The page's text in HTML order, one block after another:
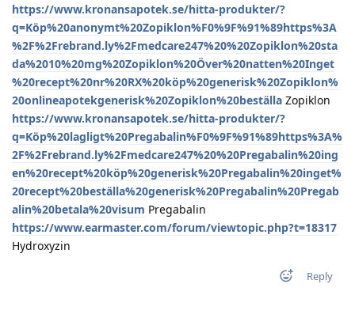
https://www.kronansapotek.se/hitta-produkter/?
q=Köp%20anonymt%20Zopiklon%F0%9F%91%89https%3A
%2F%2Frebrand.ly%2Fmedcare247%20%20Zopiklon%20sta
da%2010%20mg%20Zopiklon%20Över%20natten%20Inget
%20recept%20nr%20RX%20köp%20generisk%20Zopiklon%
20onlineapotekgenerisk%20Zopiklon%20beställa Zopiklon
https://www.kronansapotek.se/hitta-produkter/?
q=Köp%20lagligt%20Pregabalin%F0%9F%91%89https%3A%
2F%2Frebrand.ly%2Fmedcare247%20%20Pregabalin%20ing
en%20recept%20köp%20generisk%20Pregabalin%20inget%
20recept%20beställa%20generisk%20Pregabalin%20Pregab
alin%20betala%20visum Pregabalin
https://www.earmaster.com/forum/viewtopic.php?t=18317
Hydroxyzin
Reply